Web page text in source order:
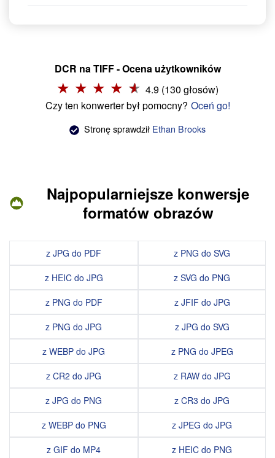
DCR na TIFF - Ocena użytkowników
4.9 (130 głosów)
Czy ten konwerter był pomocny? Oceń go!
Stronę sprawdził Ethan Brooks
Najpopularniejsze konwersje
formatów obrazów
z JPG do PDF
z HEIC do JPG
z PNG do PDF
z PNG do JPG
z WEBP do JPG
z CR2 do JPG
z JPG do PNG
z WEBP do PNG
z GIF do MP4
z PNG do SVG
z SVG do PNG
z JFIF do JPG
z JPG do SVG
z PNG do JPEG
z RAW do JPG
z CR3 do JPG
z JPEG do JPG
z HEIC do PNG